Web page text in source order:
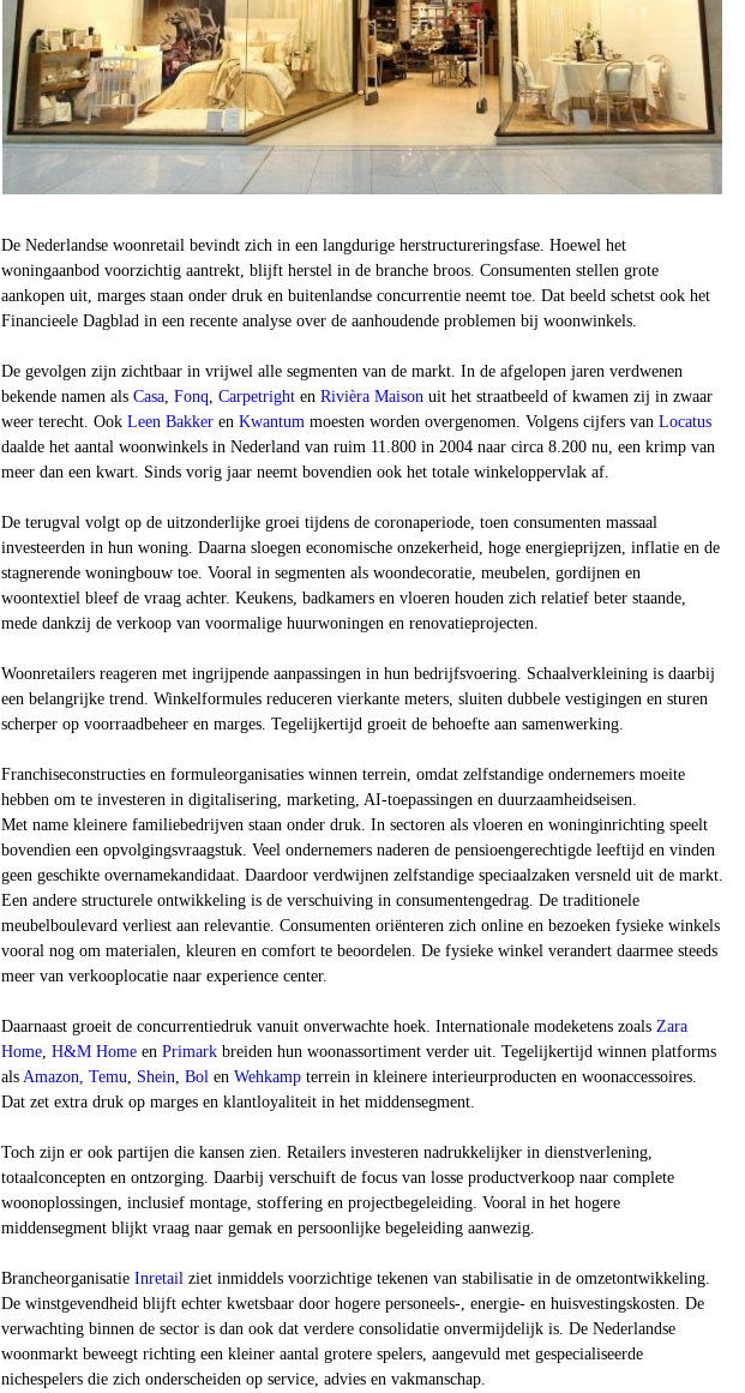
De Nederlandse woonretail bevindt zich in een langdurige herstructureringsfase. Hoewel het
woningaanbod voorzichtig aantrekt, blijft herstel in de branche broos. Consumenten stellen grote
aankopen uit, marges staan onder druk en buitenlandse concurrentie neemt toe. Dat beeld schetst ook het
Financieele Dagblad in een recente analyse over de aanhoudende problemen bij woonwinkels.
De gevolgen zijn zichtbaar in vrijwel alle segmenten van de markt. In de afgelopen jaren verdwenen
bekende namen als Casa, Fonq, Carpetright en Rivièra Maison uit het straatbeeld of kwamen zij in zwaar
weer terecht. Ook Leen Bakker en Kwantum moesten worden overgenomen. Volgens cijfers van Locatus
daalde het aantal woonwinkels in Nederland van ruim 11.800 in 2004 naar circa 8.200 nu, een krimp van
meer dan een kwart. Sinds vorig jaar neemt bovendien ook het totale winkeloppervlak af.
De terugval volgt op de uitzonderlijke groei tijdens de coronaperiode, toen consumenten massaal
investeerden in hun woning. Daarna sloegen economische onzekerheid, hoge energieprijzen, inflatie en de
stagnerende woningbouw toe. Vooral in segmenten als woondecoratie, meubelen, gordijnen en
woontextiel bleef de vraag achter. Keukens, badkamers en vloeren houden zich relatief beter staande,
mede dankzij de verkoop van voormalige huurwoningen en renovatieprojecten.
Woonretailers reageren met ingrijpende aanpassingen in hun bedrijfsvoering. Schaalverkleining is daarbij
een belangrijke trend. Winkelformules reduceren vierkante meters, sluiten dubbele vestigingen en sturen
scherper op voorraadbeheer en marges. Tegelijkertijd groeit de behoefte aan samenwerking.
Franchiseconstructies en formuleorganisaties winnen terrein, omdat zelfstandige ondernemers moeite
hebben om te investeren in digitalisering, marketing, AI-toepassingen en duurzaamheidseisen.
Met name kleinere familiebedrijven staan onder druk. In sectoren als vloeren en woninginrichting speelt
bovendien een opvolgingsvraagstuk. Veel ondernemers naderen de pensioengerechtigde leeftijd en vinden
geen geschikte overnamekandidaat. Daardoor verdwijnen zelfstandige speciaalzaken versneld uit de markt.
Een andere structurele ontwikkeling is de verschuiving in consumentengedrag. De traditionele
meubelboulevard verliest aan relevantie. Consumenten oriënteren zich online en bezoeken fysieke winkels
vooral nog om materialen, kleuren en comfort te beoordelen. De fysieke winkel verandert daarmee steeds
meer van verkooplocatie naar experience center.
Daarnaast groeit de concurrentiedruk vanuit onverwachte hoek. Internationale modeketens zoals Zara
Home, H&M Home en Primark breiden hun woonassortiment verder uit. Tegelijkertijd winnen platforms
als Amazon, Temu, Shein, Bol en Wehkamp terrein in kleinere interieurproducten en woonaccessoires.
Dat zet extra druk op marges en klantloyaliteit in het middensegment.
Toch zijn er ook partijen die kansen zien. Retailers investeren nadrukkelijker in dienstverlening,
totaalconcepten en ontzorging. Daarbij verschuift de focus van losse productverkoop naar complete
woonoplossingen, inclusief montage, stoffering en projectbegeleiding. Vooral in het hogere
middensegment blijkt vraag naar gemak en persoonlijke begeleiding aanwezig.
Brancheorganisatie Inretail ziet inmiddels voorzichtige tekenen van stabilisatie in de omzetontwikkeling.
De winstgevendheid blijft echter kwetsbaar door hogere personeels-, energie- en huisvestingskosten. De
verwachting binnen de sector is dan ook dat verdere consolidatie onvermijdelijk is. De Nederlandse
woonmarkt beweegt richting een kleiner aantal grotere spelers, aangevuld met gespecialiseerde
nichespelers die zich onderscheiden op service, advies en vakmanschap.